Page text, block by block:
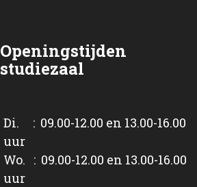
Openingstijden
studiezaal
Di. : 09.00-12.00 en 13.00-16.00
uur
Wo. : 09.00-12.00 en 13.00-16.00
uur